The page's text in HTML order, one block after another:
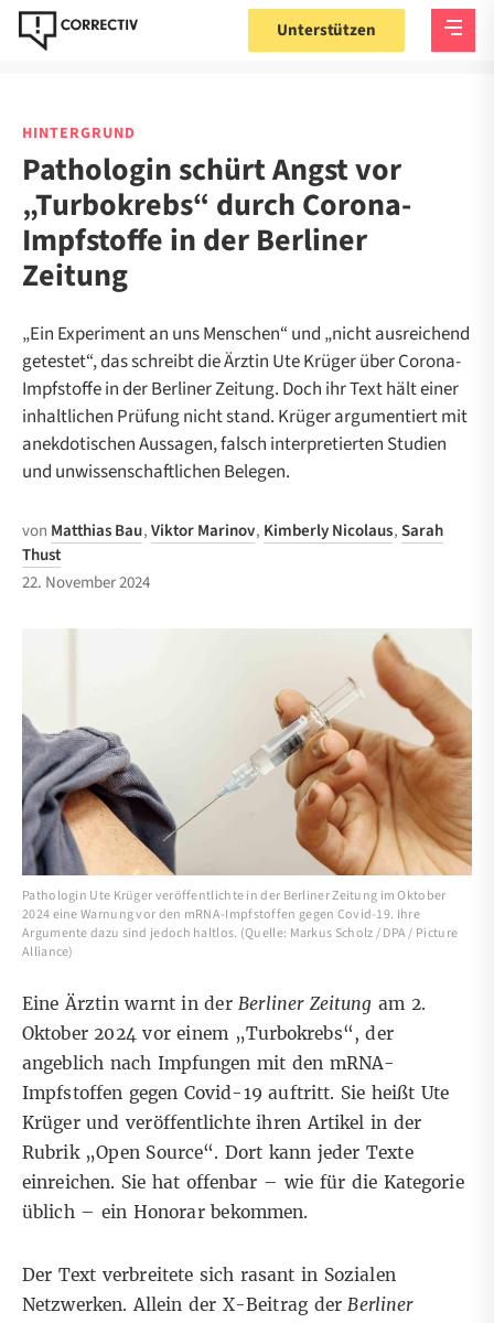
Unterstützen
HINTERGRUND
Pathologin schürt Angst vor
„Turbokrebs“ durch Corona-
Impfstoffe in der Berliner
Zeitung
„Ein Experiment an uns Menschen“ und „nicht ausreichend
getestet“, das schreibt die Ärztin Ute Krüger über Corona-
Impfstoffe in der Berliner Zeitung. Doch ihr Text hält einer
inhaltlichen Prüfung nicht stand. Krüger argumentiert mit
anekdotischen Aussagen, falsch interpretierten Studien
und unwissenschaftlichen Belegen.
von Matthias Bau,Viktor Marinov, Kimberly Nicolaus,Sarah
Thust
22. November 2024
Pathologin Ute Krüger veröffentlichte in der Berliner Zeitung im Oktober
2024 eine Warnung vor den mRNA-Impfstoffen gegen Covid-19. Ihre
Argumente dazu sind jedoch haltlos. (Quelle: Markus Scholz / DPA / Picture
Alliance)
Eine Ärztin warnt in derBerliner Zeitung am 2.
Oktober 2024 vor einem „Turbokrebs“, der
angeblich nach Impfungen mit den mRNA-
Impfstoffen gegen Covid-19 auftritt. Sie heißt Ute
Krüger und veröffentlichte ihren Artikel in der
Rubrik „Open Source“. Dort kann jeder Texte
einreichen. Sie hat offenbar – wie für die Kategorie
üblich – ein Honorar bekommen.
Der Text verbreitete sich rasant in Sozialen
Netzwerken. Allein der X-BeitragderBerliner